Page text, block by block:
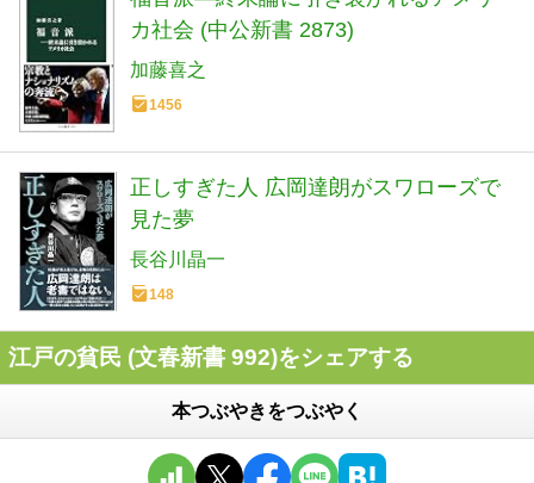
カ社会 (中公新書 2873)
加藤喜之
1456
正しすぎた人 広岡達朗がスワローズで
見た夢
長谷川晶一
148
江戸の貧民 (文春新書 992)をシェアする
本つぶやきをつぶやく